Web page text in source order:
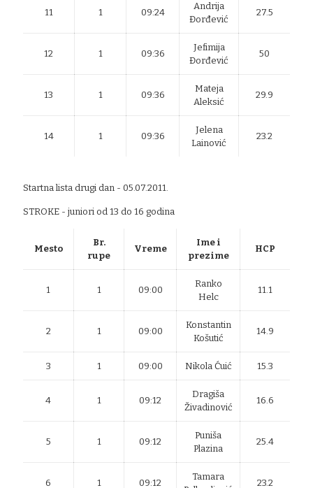
11 1 09:24
Andrija
Đorđević
27.5
12 1 09:36
Jefimija
Đorđević
50
13 1 09:36
Mateja
Aleksić
29.9
14 1 09:36
Jelena
Lainović
23.2
Startna lista drugi dan - 05.07.2011.
STROKE - juniori od 13 do 16 godina
Mesto
Br.
rupe
Vreme
Ime i
prezime
HCP
1 1 09:00
Ranko
Helc
11.1
2 1 09:00
Konstantin
Košutić
14.9
3 1 09:00 Nikola Ćuić 15.3
4 1 09:12
Dragiša
Živadinović
16.6
5 1 09:12
Puniša
Plazina
25.4
6 1 09:12
Tamara
23.2